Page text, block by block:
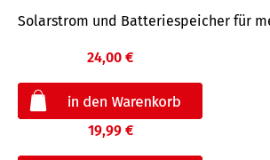
Solarstrom und Batteriespeicher für
24,00 €
19,99 €